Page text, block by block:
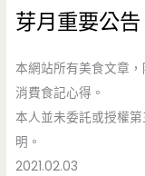
芽月重要公告
本網站所有美食文章
消費食記心得。
本人並未委託或授權
明。
2021.02.03